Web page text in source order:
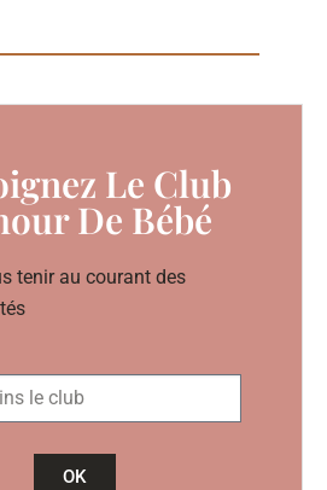
Le Club
De Bébé
tenir au courant des
OK